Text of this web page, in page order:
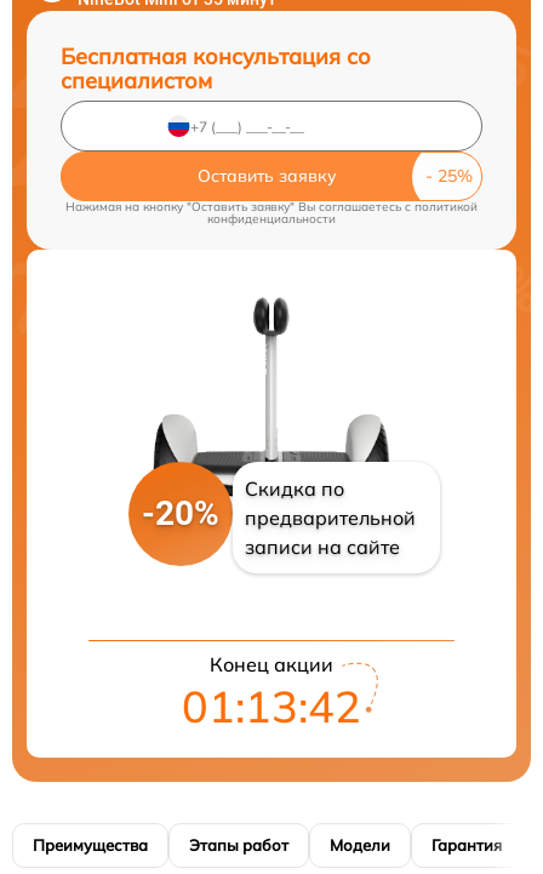
Бесплатная консультация со
специалистом
Оставить заявку
Нажимая на кнопку "Оставить заявку" Вы соглашаетесь c политикой
конфиденциальности
-20%
Скидка по
предварительной
записи на сайте
Конец акции
01:13:41
Преимущества Этапы работ Модели Гарантия